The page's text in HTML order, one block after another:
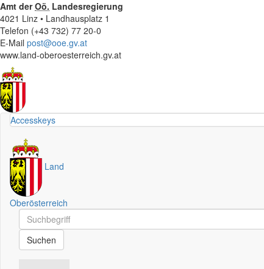
Amt derOö. Landesregierung
4021 Linz • Landhausplatz 1
Telefon (+43 732) 77 20-0
E-Mail post@ooe.gv.at
www.land-oberoesterreich.gv.at
Accesskeys
Land
Oberösterreich
Schnellsuche
Schnellsuche
Suchen